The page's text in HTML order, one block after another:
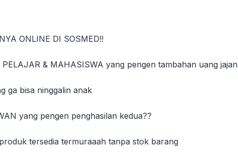
ONLINE DI SOSMED!!
& MAHASISWA yang pengen tambahan uang jajan
ga bisa ninggalin anak
yang pengen penghasilan kedua??
tersedia termuraaah tanpa stok barang